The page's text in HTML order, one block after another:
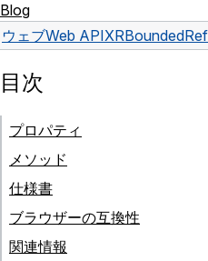
Blog
ウェブWeb API
目次
プロパティ
メソッド
仕様書
ブラウザーの互換性
関連情報